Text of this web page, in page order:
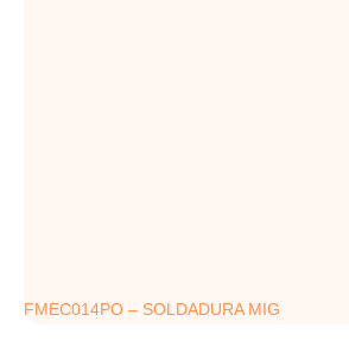
FMEC014PO – SOLDADURA MIG